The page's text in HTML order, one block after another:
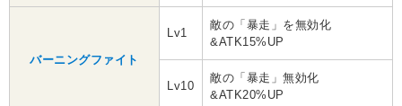
バーニングファイト
Lv1
敵の「暴走」を無効化
&ATK15%UP
Lv10
敵の「暴走」無効化
&ATK20%UP